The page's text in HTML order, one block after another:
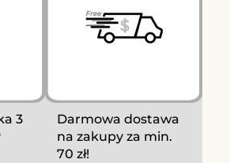
3
Darmowa dostawa
na zakupy za min.
70 zł!